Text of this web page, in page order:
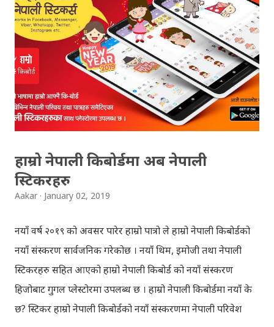
भन्दा पनि फरक नपर्ला । रेडियोवाचन को शृंखला मा यी सम्पुर्ण अंकहरु
उपलब्ध गराइदिनुहुने अच्युत घिमिरेलाई धेरै धेरै धन्यवाद । पल्पसा
क्याफे त सुनिसकियो, तर यहाँहरु ले पल्पसा क्याफेलाई कसरी
मुल्यांङ्कन गर्नुभयो थाहा छैन । खैर कुरो जेसुकै होस्, आज यहाँ म केही
साथिहरुको ब्लगमा प्रकाशित "पल्पसा क्याफे" बारे गरिएको
टिप्पणीहरु सहित उपस्थित भएको छु । साथिहरुको ब्लगमा प्रकाशित
भइसकेका कुराहरुलाई एकै ठाउँमा समेट्न...
हाम्रो नेपाली किबोर्डमा अब नेपाली
स्टिकरहरु
Aakar January 02, 2019
नयाँ वर्ष २०१९ को अवसर पारेर हाम्रो पात्रो ले हाम्रो नेपाली किबोर्डको
नयाँ संस्करण सार्वजनिक गरेकोछ । नयाँ थिम, इमोजी तथा नेपाली
स्टिकरहरु सहित आएको हाम्रो नेपाली किबोर्ड को नयाँ संस्करण
हिजोबाट गुगल प्लेस्टोरमा उपलब्ध छ । हाम्रो नेपाली किबोर्डमा नयाँ के
छ? स्टिकर हाम्रो नेपाली किबोर्डको नयाँ संस्करणमा नेपाली परिवेश